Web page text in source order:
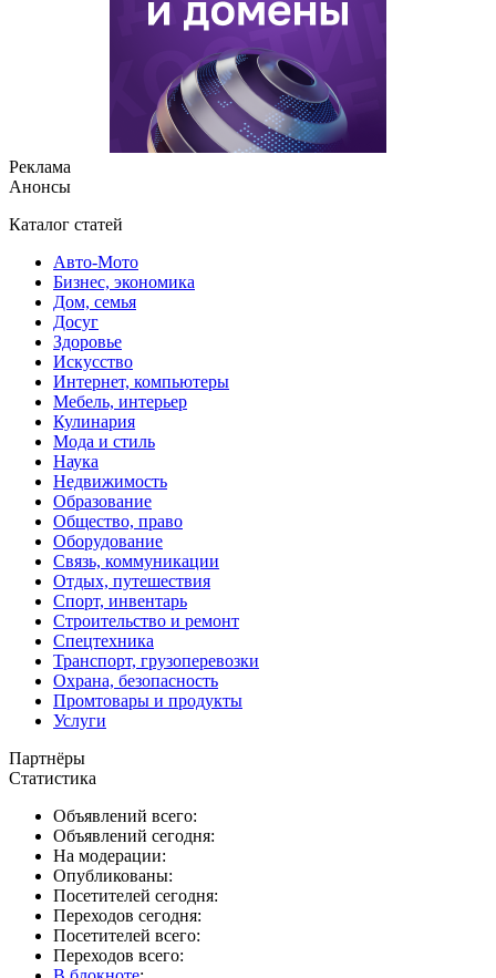
Реклама
Анонсы
Каталог статей
Авто-Мото
Бизнес, экономика
Дом, семья
Досуг
Здоровье
Искусство
Интернет, компьютеры
Мебель, интерьер
Кулинария
Мода и стиль
Наука
Недвижимость
Образование
Общество, право
Оборудование
Связь, коммуникации
Отдых, путешествия
Спорт, инвентарь
Строительство и ремонт
Спецтехника
Транспорт, грузоперевозки
Охрана, безопасность
Промтовары и продукты
Услуги
Партнёры
Статистика
Объявлений всего:
Объявлений сегодня:
На модерации:
Опубликованы:
Посетителей сегодня:
Переходов сегодня:
Посетителей всего:
Переходов всего: